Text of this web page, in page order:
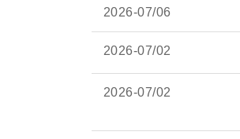
2026-07/06
2026-07/02
2026-07/02